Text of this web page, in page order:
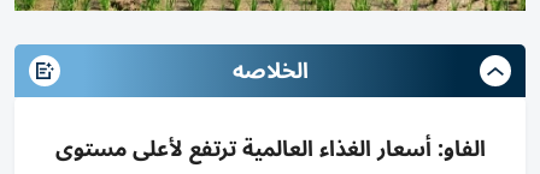
الخلاصه
الفاو: أسعار الغذاء العالمية ترتفع لأعلى مستوى